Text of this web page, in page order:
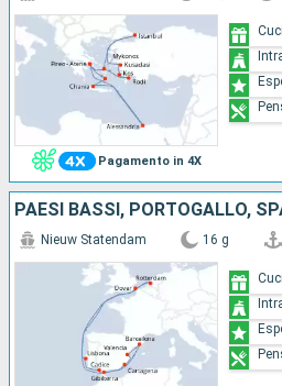
Pagamento in 4X
Nieuw Statendam 16 g